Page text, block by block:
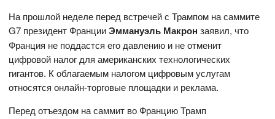
На прошлой неделе перед встречей с Трампом на саммите
G7 президент ФранцииЭммануэль Макрон заявил, что
Франция не поддастся его давлению и не отменит
цифровой налог для американских технологических
гигантов. К облагаемым налогом цифровым услугам
относятся онлайн-торговые площадки и реклама.
Перед отъездом на саммит во Францию ​​Трамп